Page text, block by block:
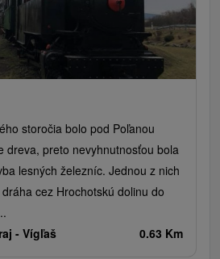
storočia bolo pod Poľanou
dreva, preto nevyhnutnosťou bola
lesných železníc. Jednou z nich
cez Hrochotskú dolinu do
- Vígľaš 0.63 Km